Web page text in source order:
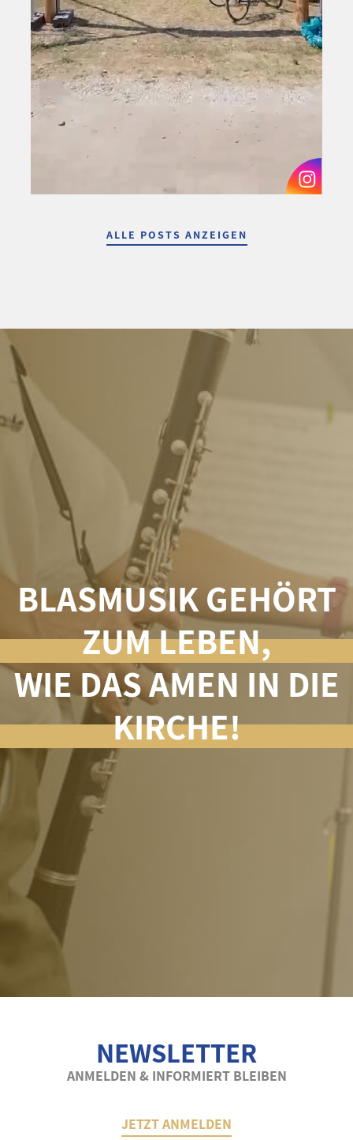
ALLE POSTS ANZEIGEN
BLASMUSIK GEHÖRT
ZUM LEBEN,
WIE DAS AMEN IN DIE
KIRCHE!
NEWSLETTER
ANMELDEN & INFORMIERT BLEIBEN
JETZT ANMELDEN